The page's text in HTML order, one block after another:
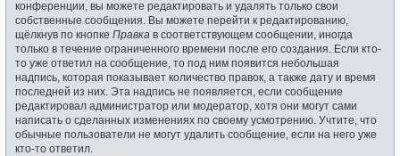
конференции, вы можете редактировать и удалять только свои
собственные сообщения. Вы можете перейти к редактированию,
щёлкнув по кнопке Правка в соответствующем сообщении, иногда
только в течение ограниченного времени после его создания. Если кто-
то уже ответил на сообщение, то под ним появится небольшая
надпись, которая показывает количество правок, а также дату и время
последней из них. Эта надпись не появляется, если сообщение
редактировал администратор или модератор, хотя они могут сами
написать о сделанных изменениях по своему усмотрению. Учтите, что
обычные пользователи не могут удалить сообщение, если на него уже
кто-то ответил.